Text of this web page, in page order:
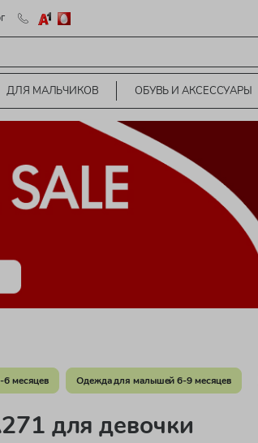
ДЛЯ МАЛЬЧИКОВ ОБУВЬ И АКСЕССУАРЫ
месяцев Одежда для малышей 6-9 месяцев
для девочки